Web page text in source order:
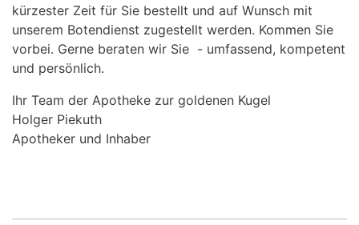
kürzester Zeit für Sie bestellt und auf Wunsch mit
unserem Botendienst zugestellt werden. Kommen Sie
vorbei. Gerne beraten wir Sie - umfassend, kompetent
und persönlich.
Ihr Team der Apotheke zur goldenen Kugel
Holger Piekuth
Apotheker und Inhaber